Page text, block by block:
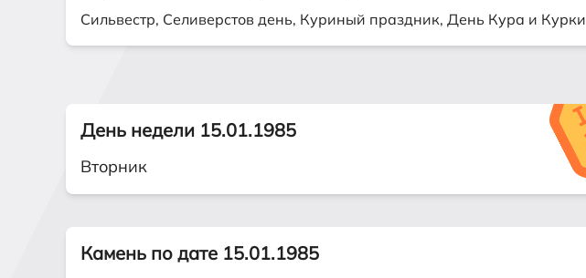
Сильвестр, Селиверстов день, Куриный праздник, День Кура и Курки
День недели 15.01.1985
Вторник
Камень по дате 15.01.1985